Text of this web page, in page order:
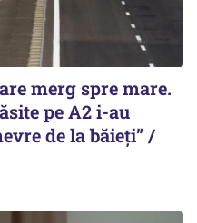
merg spre mare.
pe A2 i-au
de la băieți” /